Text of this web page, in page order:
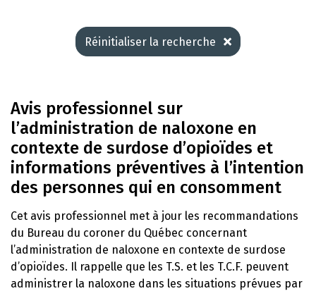
Réinitialiser la recherche
Avis professionnel sur
l’administration de naloxone en
contexte de surdose d’opioïdes et
informations préventives à l’intention
des personnes qui en consomment
Cet avis professionnel met à jour les recommandations
du Bureau du coroner du Québec concernant
l’administration de naloxone en contexte de surdose
d’opioïdes. Il rappelle que les T.S. et les T.C.F. peuvent
administrer la naloxone dans les situations prévues par